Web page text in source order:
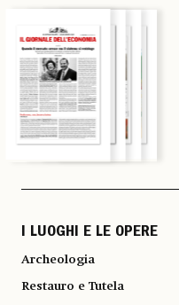
I LUOGHI E LE OPERE
Archeologia
Restauro e Tutela